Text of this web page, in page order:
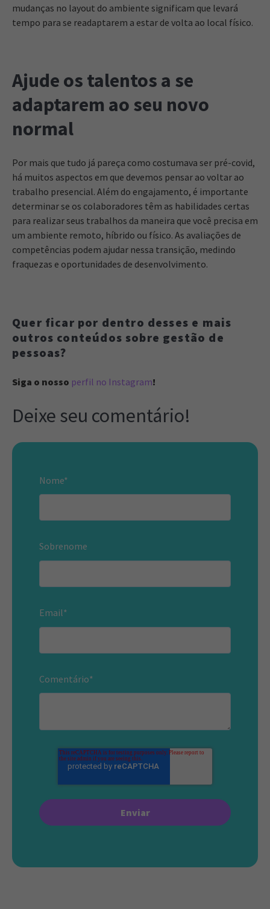
mudanças no layout do ambiente significam que levará
tempo para se readaptarem a estar de volta ao local físico.
Ajude os talentos a se
adaptarem ao seu novo
normal
Por mais que tudo já pareça como costumava ser pré-covid,
há muitos aspectos em que devemos pensar ao voltar ao
trabalho presencial. Além do engajamento, é importante
determinar se os colaboradores têm as habilidades certas
para realizar seus trabalhos da maneira que você precisa em
um ambiente remoto, híbrido ou físico. As avaliações de
competências podem ajudar nessa transição, medindo
fraquezas e oportunidades de desenvolvimento.
Quer ficar por dentro desses e mais
outros conteúdos sobre gestão de
pessoas?
Siga o nosso perfil no Instagram!
Deixe seu comentário!
Nome*
Sobrenome
Email*
Comentário*